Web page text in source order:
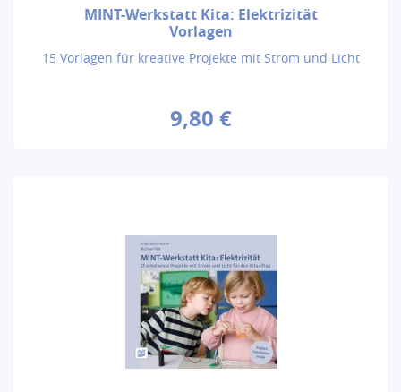
MINT-Werkstatt Kita: Elektrizität
Vorlagen
15 Vorlagen für kreative Projekte mit Strom und Licht
9,80 €